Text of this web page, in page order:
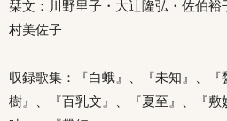
栞文：川野里子・大辻隆弘・佐伯
村美佐子
収録歌集：『白蛾』、『未知』、
樹』、『百乳文』、『夏至』、『